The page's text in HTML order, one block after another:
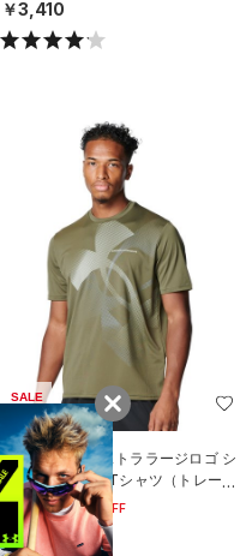
￥3,410
SALE
UAテック エクストララージロゴ シ
ョートスリーブ Tシャツ（トレーニ
ング/MEN）
￥3,08030%OFF
￥4,400